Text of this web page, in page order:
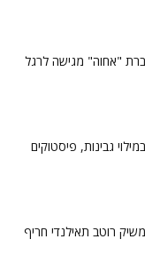
"אחוה" מגישה לרגל
גבינות, פיסטוקים
רוטב תאילנדי חריף